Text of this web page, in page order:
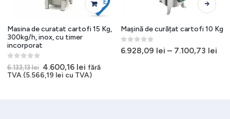
Masina de curatat cartofi 15 Kg,
300kg/h, inox, cu timer
incorporat
0 out of 5
6.133,13lei Prețul
inițial
a
4.600,16 leiPrețul
curent
fără
TVA (5.566,19 lei cu TVA)
Mașină de curățat cartofi 10 Kg
0out of 5
6.928,09 lei – 7.100,73 lei